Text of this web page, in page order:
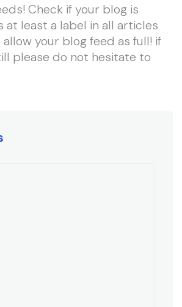
Check if your blog is
at least a label in all articles
your blog feed as full! if
please do not hesitate to